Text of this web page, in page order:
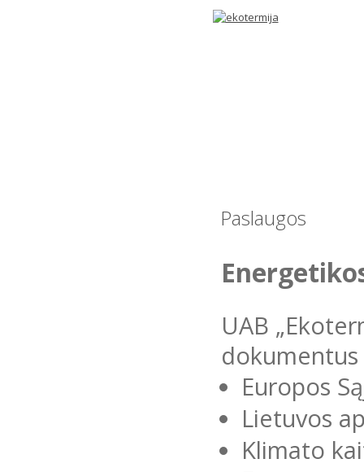
Paslaugos
UAB
dokumentus
Europos
Lietuvos
Klimato